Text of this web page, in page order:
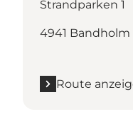
Strandparken 1
4941 Bandholm
Route